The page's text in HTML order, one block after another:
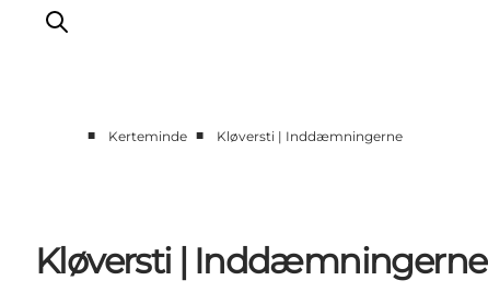
Spis godt
Sov godt
■ Kerteminde ■ Kløversti | Inddæmningerne
Kløversti | Inddæmningerne